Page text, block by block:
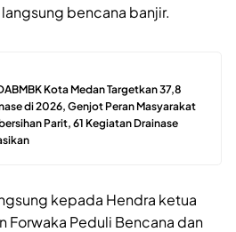
bencana banjir.
Kota Medan Targetkan 37,8
di 2026, Genjot Peran Masyarakat
Parit, 61 Kegiatan Drainase
kepada Hendra ketua
Forwaka Peduli Bencana dan